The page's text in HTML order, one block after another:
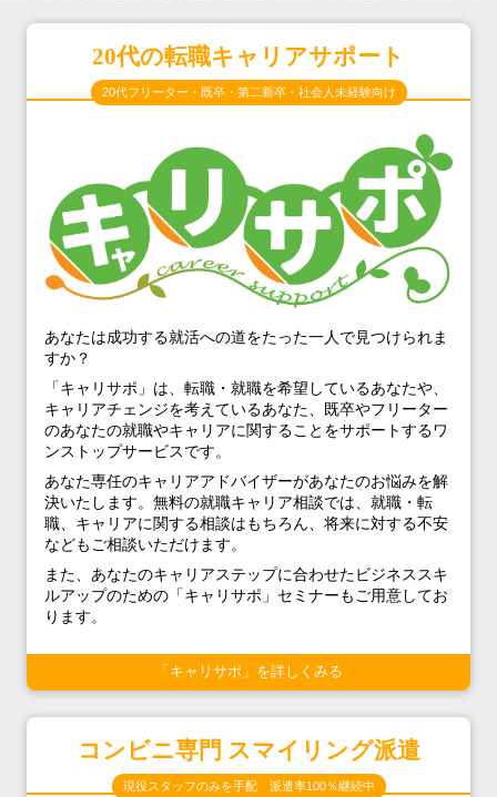
20代の転職キャリアサポート
20代フリーター・既卒・第二新卒・社会人未経験向け
あなたは成功する就活への道をたった一人で見つけられま
すか？
「キャリサポ」は、転職・就職を希望しているあなたや、
キャリアチェンジを考えているあなた、既卒やフリーター
のあなたの就職やキャリアに関することをサポートするワ
ンストップサービスです。
あなた専任のキャリアアドバイザーがあなたのお悩みを解
決いたします。無料の就職キャリア相談では、就職・転
職、キャリアに関する相談はもちろん、将来に対する不安
などもご相談いただけます。
また、あなたのキャリアステップに合わせたビジネススキ
ルアップのための「キャリサポ」セミナーもご用意してお
ります。
「キャリサポ」を詳しくみる
コンビニ専門 スマイリング派遣
現役スタッフのみを手配 派遣率100％継続中